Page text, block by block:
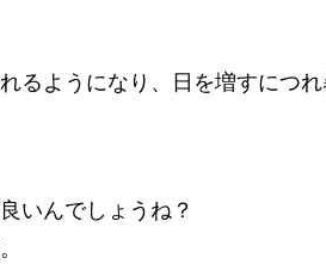
るようになり、日を増すにつ
いんでしょうね？